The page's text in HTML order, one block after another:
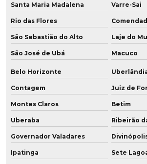
Fabricante de poliuretano
Fabricante de poliuretano aditivado
Fabricante de poliuretano com grafeno
Fabricante de pu
Fabricante de roda de grafeno para
Fabricante de roda em poliuretano para
Fabricante de roda vulkollan
Fabricante de roda vulkollan para
Santa Maria Madalena Varre-Sai
Rio das Flores
São Sebastião do Alto Laje do
São José de Ubá Macuco
Belo Horizonte
Contagem Juiz de
Montes Claros Betim
Uberaba Ribeirão
Governador Valadares
Ipatinga Sete